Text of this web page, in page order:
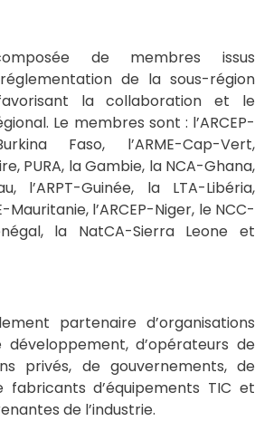
de membres issus
de la sous-région
la collaboration et le
Le membres sont : l’ARCEP-
Faso, l’ARME-Cap-Vert,
PURA, la Gambie, la NCA-Ghana,
l’ARPT-Guinée, la LTA-Libéria,
Mauritanie, l’ARCEP-Niger, le NCC-
la NatCA-Sierra Leone et
partenaire d’organisations
d’opérateurs de
privés, de gouvernements, de
fabricants d’équipements TIC et
de l’industrie.